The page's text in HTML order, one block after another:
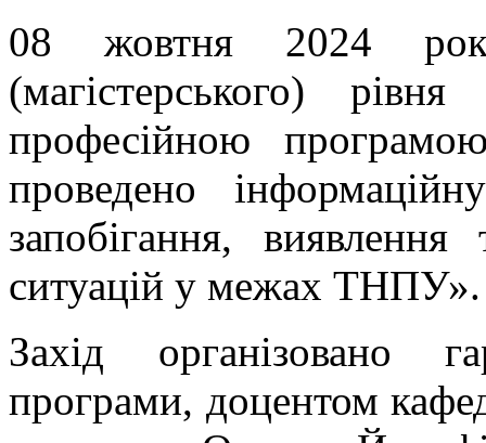
08 жовтня 2024
(магістерського)
професійною
проведено
запобігання,
ситуацій у межах ТНПУ».
Захід організовано
програми, доцентом